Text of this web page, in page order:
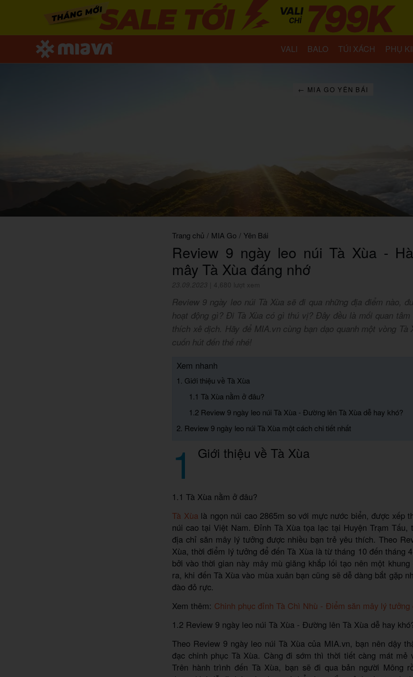
VALI BALO TÚI XÁCH PHỤ
← MIA GO YÊN BÁI
Trang chủ / MIA Go / Yên Bái
Review 9 ngày leo núi Tà Xùa -
mây Tà Xùa đáng nhớ
23.09.2023 4,680 lượt xem
Review 9 ngày leo núi Tà Xùa sẽ đi qua những địa điểm nào,
hoạt động gì? Đi Tà Xùa có gì thú vị? Đây đều là mối quan
thích xê dịch. Hãy để MIA.vn cùng bạn dạo quanh một vòng Tà
cuốn hút đến thế nhé!
Xem nhanh
1. Giới thiệu về Tà Xùa
1.1 Tà Xùa nằm ở đâu?
1.2 Review 9 ngày leo núi Tà Xùa - Đường lên Tà Xùa dễ hay khó?
2. Review 9 ngày leo núi Tà Xùa một cách chi tiết nhất
1 Giới thiệu về Tà Xùa
1.1 Tà Xùa nằm ở đâu?
Tà Xùalà ngọn núi cao 2865m so với mực nước biển, được xếp
núi cao tại Việt Nam. Đỉnh Tà Xùa tọa lạc tại Huyện Trạm Tấu,
địa chỉ săn mây lý tưởng được nhiều bạn trẻ yêu thích. Theo
Xùa, thời điểm lý tưởng để đến Tà Xùa là từ tháng 10 đến tháng
bởi vào thời gian này mây mù giăng khắp lối tạo nên một
ra, khi đến Tà Xùa vào mùa xuân bạn cũng sẽ dễ dàng bắt gặp
đào đỏ rực.
Xem thêm: Chinh phục đỉnh Tà Chì Nhù - Điểm săn mây lý tưởng
1.2 Review 9 ngày leo núi Tà Xùa - Đường lên Tà Xùa dễ hay
Theo Review 9 ngày leo núi Tà Xùa của MIA.vn, bạn nên dậy
đạc chinh phục Tà Xùa. Càng đi sớm thì thời tiết càng mát mẻ
Trên hành trình đến Tà Xùa, bạn sẽ đi qua bản người Mông